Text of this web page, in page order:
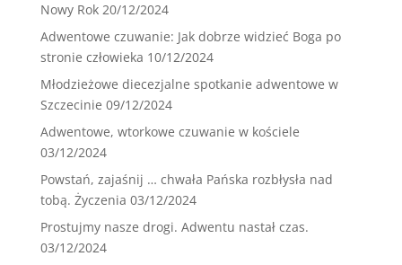
Nowy Rok 20/12/2024
Adwentowe czuwanie: Jak dobrze widzieć Boga po
stronie człowieka 10/12/2024
Młodzieżowe diecezjalne spotkanie adwentowe w
Szczecinie 09/12/2024
Adwentowe, wtorkowe czuwanie w kościele
03/12/2024
Powstań, zajaśnij … chwała Pańska rozbłysła nad
tobą. Życzenia 03/12/2024
Prostujmy nasze drogi. Adwentu nastał czas.
03/12/2024